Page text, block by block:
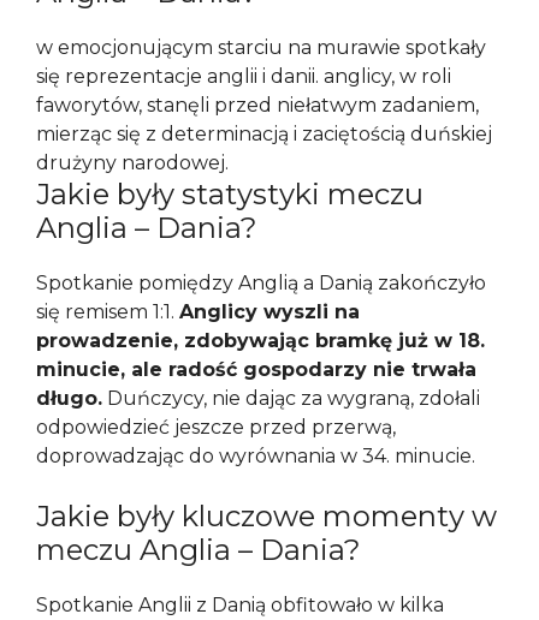
w emocjonującym starciu na murawie spotkały
się reprezentacje anglii i danii. anglicy, w roli
faworytów, stanęli przed niełatwym zadaniem,
mierząc się z determinacją i zaciętością duńskiej
drużyny narodowej.
Jakie były statystyki meczu
Anglia – Dania?
Spotkanie pomiędzy Anglią a Danią zakończyło
się remisem 1:1. Anglicy wyszli na
prowadzenie, zdobywając bramkę już w 18.
minucie, ale radość gospodarzy nie trwała
długo. Duńczycy, nie dając za wygraną, zdołali
odpowiedzieć jeszcze przed przerwą,
doprowadzając do wyrównania w 34. minucie.
Jakie były kluczowe momenty w
meczu Anglia – Dania?
Spotkanie Anglii z Danią obfitowało w kilka